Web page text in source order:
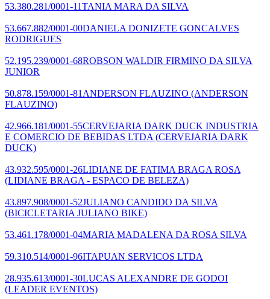
53.380.281/0001-11TANIA MARA DA SILVA
53.667.882/0001-00DANIELA DONIZETE GONCALVES
RODRIGUES
52.195.239/0001-68ROBSON WALDIR FIRMINO DA SILVA
JUNIOR
50.878.159/0001-81 ANDERSON FLAUZINO (ANDERSON
FLAUZINO)
42.966.181/0001-55CERVEJARIA DARK DUCK INDUSTRIA
E COMERCIO DE BEBIDAS LTDA (CERVEJARIA DARK
DUCK)
43.932.595/0001-26LIDIANE DE FATIMA BRAGA ROSA
(LIDIANE BRAGA - ESPACO DE BELEZA)
43.897.908/0001-52JULIANO CANDIDO DA SILVA
(BICICLETARIA JULIANO BIKE)
53.461.178/0001-04MARIA MADALENA DA ROSA SILVA
59.310.514/0001-96ITAPUAN SERVICOS LTDA
28.935.613/0001-30LUCAS ALEXANDRE DE GODOI
(LEADER EVENTOS)